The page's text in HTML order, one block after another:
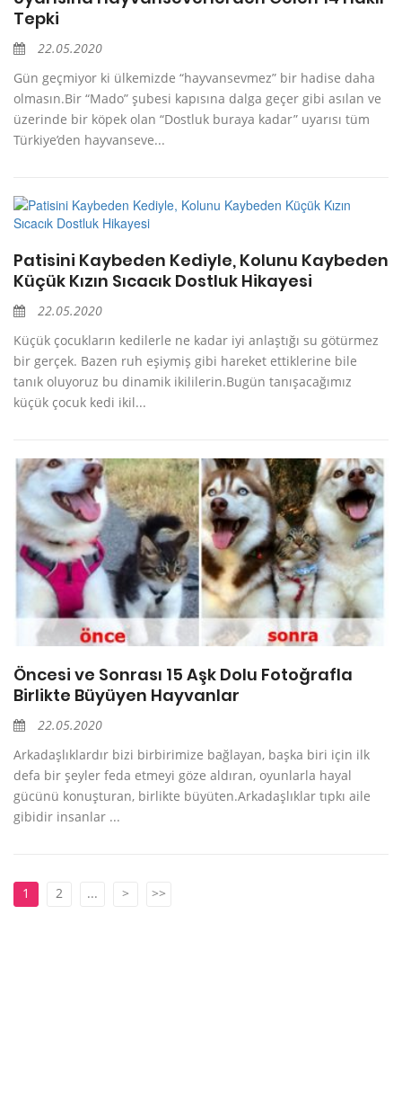
Tepki
22.05.2020
Gün geçmiyor ki ülkemizde “hayvansevmez” bir hadise daha
olmasın.Bir “Mado” şubesi kapısına dalga geçer gibi asılan ve
üzerinde bir köpek olan “Dostluk buraya kadar” uyarısı tüm
Türkiye’den hayvanseve...
Patisini Kaybeden Kediyle, Kolunu Kaybeden
Küçük Kızın Sıcacık Dostluk Hikayesi
22.05.2020
Küçük çocukların kedilerle ne kadar iyi anlaştığı su götürmez
bir gerçek. Bazen ruh eşiymiş gibi hareket ettiklerine bile
tanık oluyoruz bu dinamik ikililerin.Bugün tanışacağımız
küçük çocuk kedi ikil...
Öncesi ve Sonrası 15 Aşk Dolu Fotoğrafla
Birlikte Büyüyen Hayvanlar
22.05.2020
Arkadaşlıklardır bizi birbirimize bağlayan, başka biri için ilk
defa bir şeyler feda etmeyi göze aldıran, oyunlarla hayal
gücünü konuşturan, birlikte büyüten.Arkadaşlıklar tıpkı aile
gibidir insanlar ...
1 2 ... > >>